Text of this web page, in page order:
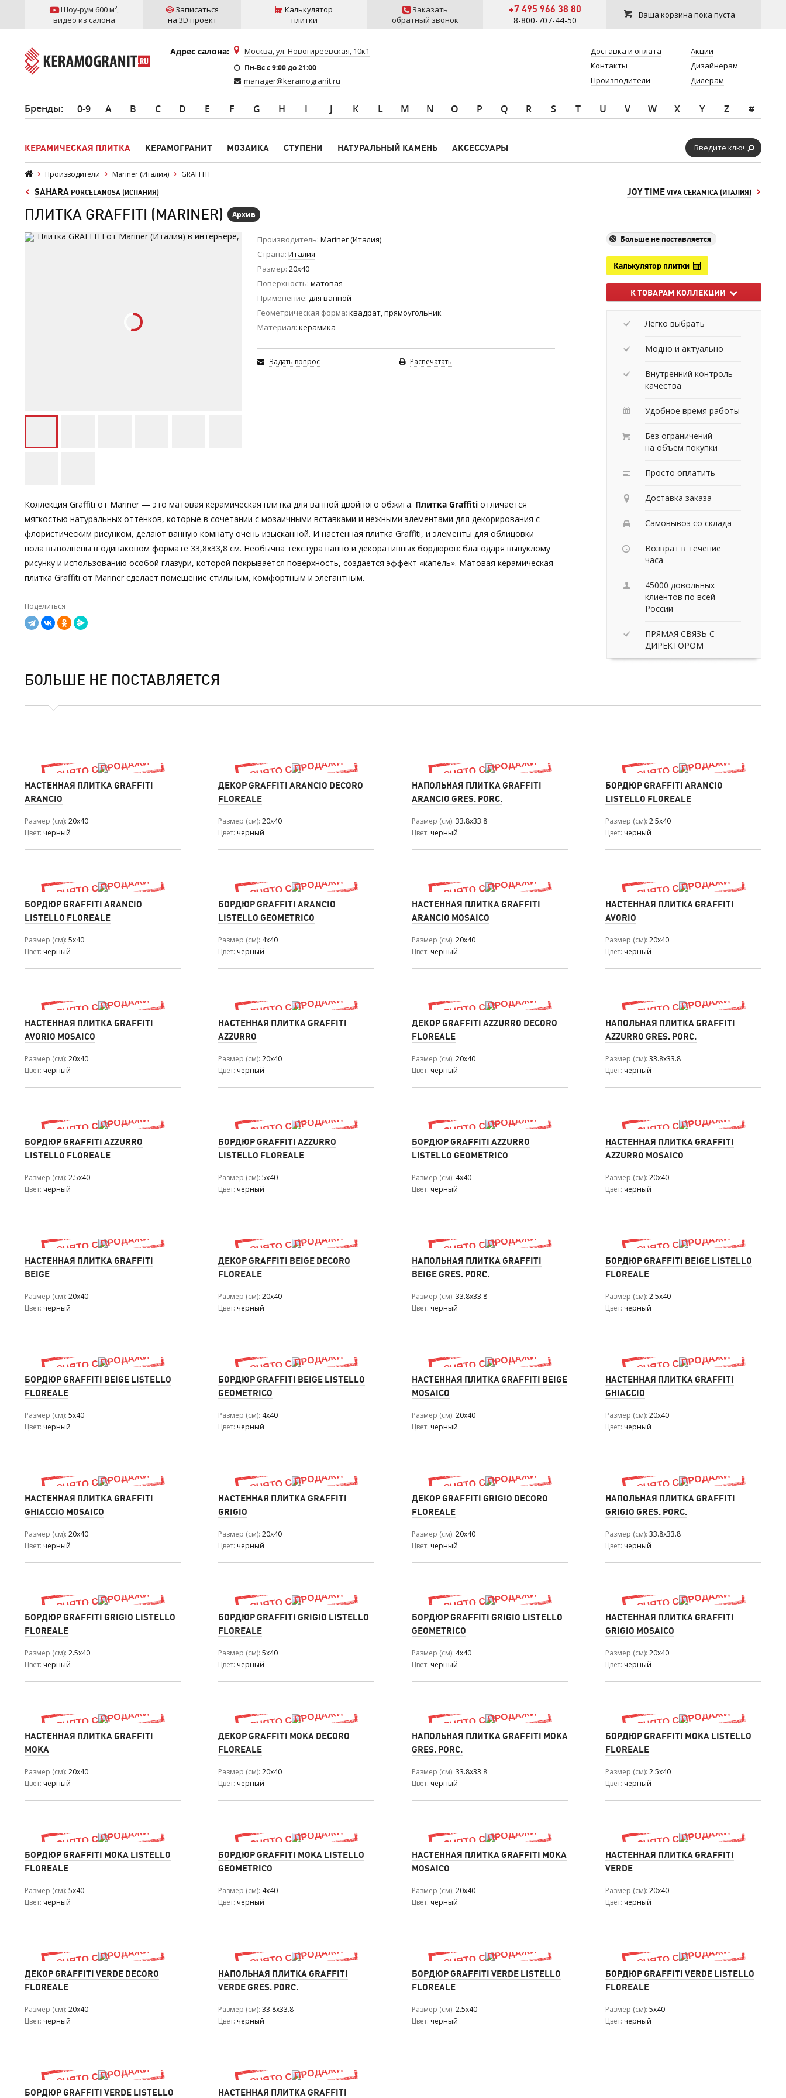
Шоу-рум 600 м²,
видео из салона
Записаться
на 3D проект
Калькулятор
плитки
Заказать
обратный звонок
+7 495 966 38 80
8-800-707-44-50 Ваша корзина пока пуста
Адрес салона: Москва, ул. Новогиреевская, 10к1
Пн-Вс c 9:00 до 21:00
manager@keramogranit.ru
Доставка и оплата
Контакты
Производители
Акции
Дизайнерам
Дилерам
Бренды: 0-9 A B C D E F G H I J K L M N O P Q R S T U V W X Y Z #
КЕРАМИЧЕСКАЯ ПЛИТКА КЕРАМОГРАНИТ МОЗАИКА СТУПЕНИ НАТУРАЛЬНЫЙ КАМЕНЬ АКСЕССУАРЫ
Производители Mariner (Италия) GRAFFITI
SAHARA PORCELANOSA (ИСПАНИЯ) JOY TIME VIVA CERAMICA (ИТАЛИЯ)
ПЛИТКА GRAFFITI (MARINER) Архив
Производитель Mariner (Италия)
Страна Италия
Размер 20x40
Поверхность матовая
Применение для ванной
Геометрическая форма квадрат, прямоугольник
Материал керамика
Задать вопрос Распечатать
Коллекция Graffiti от Mariner — это матовая керамическая плитка для ванной двойного обжига. Плитка Graffiti отличается
мягкостью натуральных оттенков, которые в сочетании с мозаичными вставками и нежными элементами для декорирования с
флористическим рисунком, делают ванную комнату очень изысканной. И настенная плитка Graffiti, и элементы для облицовки
пола выполнены в одинаковом формате 33,8х33,8 см. Необычна текстура панно и декоративных бордюров: благодаря выпуклому
рисунку и использованию особой глазури, которой покрывается поверхность, создается эффект «капель». Матовая керамическая
плитка Graffiti от Mariner сделает помещение стильным, комфортным и элегантным.
Поделиться
Больше не поставляется
Калькулятор плитки
К ТОВАРАМ КОЛЛЕКЦИИ
Легко выбрать
Модно и актуально
Внутренний контроль
качества
Удобное время работы
Без ограничений
на объем покупки
Просто оплатить
Доставка заказа
Самовывоз со склада
Возврат в течение
часа
45000 довольных
клиентов по всей
России
ПРЯМАЯ СВЯЗЬ С
ДИРЕКТОРОМ
БОЛЬШЕ НЕ ПОСТАВЛЯЕТСЯ
НАСТЕННАЯ ПЛИТКА GRAFFITI
ARANCIO
Размер (см) 20x40
Цвет черный
ДЕКОР GRAFFITI ARANCIO DECORO
FLOREALE
Размер (см) 20x40
Цвет черный
НАПОЛЬНАЯ ПЛИТКА GRAFFITI
ARANCIO GRES. PORC.
Размер (см) 33.8x33.8
Цвет черный
БОРДЮР GRAFFITI ARANCIO
LISTELLO FLOREALE
Размер (см) 2.5x40
Цвет черный
БОРДЮР GRAFFITI ARANCIO
LISTELLO FLOREALE
Размер (см) 5x40
Цвет черный
БОРДЮР GRAFFITI ARANCIO
LISTELLO GEOMETRICO
Размер (см) 4x40
Цвет черный
НАСТЕННАЯ ПЛИТКА GRAFFITI
ARANCIO MOSAICO
Размер (см) 20x40
Цвет черный
НАСТЕННАЯ ПЛИТКА GRAFFITI
AVORIO
Размер (см) 20x40
Цвет черный
НАСТЕННАЯ ПЛИТКА GRAFFITI
AVORIO MOSAICO
Размер (см) 20x40
Цвет черный
НАСТЕННАЯ ПЛИТКА GRAFFITI
AZZURRO
Размер (см) 20x40
Цвет черный
ДЕКОР GRAFFITI AZZURRO DECORO
FLOREALE
Размер (см) 20x40
Цвет черный
НАПОЛЬНАЯ ПЛИТКА GRAFFITI
AZZURRO GRES. PORC.
Размер (см) 33.8x33.8
Цвет черный
БОРДЮР GRAFFITI AZZURRO
LISTELLO FLOREALE
Размер (см) 2.5x40
Цвет черный
БОРДЮР GRAFFITI AZZURRO
LISTELLO FLOREALE
Размер (см) 5x40
Цвет черный
БОРДЮР GRAFFITI AZZURRO
LISTELLO GEOMETRICO
Размер (см) 4x40
Цвет черный
НАСТЕННАЯ ПЛИТКА GRAFFITI
AZZURRO MOSAICO
Размер (см) 20x40
Цвет черный
НАСТЕННАЯ ПЛИТКА GRAFFITI
BEIGE
Размер (см) 20x40
Цвет черный
ДЕКОР GRAFFITI BEIGE DECORO
FLOREALE
Размер (см) 20x40
Цвет черный
НАПОЛЬНАЯ ПЛИТКА GRAFFITI
BEIGE GRES. PORC.
Размер (см) 33.8x33.8
Цвет черный
БОРДЮР GRAFFITI BEIGE LISTELLO
FLOREALE
Размер (см) 2.5x40
Цвет черный
БОРДЮР GRAFFITI BEIGE LISTELLO
FLOREALE
Размер (см) 5x40
Цвет черный
БОРДЮР GRAFFITI BEIGE LISTELLO
GEOMETRICO
Размер (см) 4x40
Цвет черный
НАСТЕННАЯ ПЛИТКА GRAFFITI BEIGE
MOSAICO
Размер (см) 20x40
Цвет черный
НАСТЕННАЯ ПЛИТКА GRAFFITI
GHIACCIO
Размер (см) 20x40
Цвет черный
НАСТЕННАЯ ПЛИТКА GRAFFITI
GHIACCIO MOSAICO
Размер (см) 20x40
Цвет черный
НАСТЕННАЯ ПЛИТКА GRAFFITI
GRIGIO
Размер (см) 20x40
Цвет черный
ДЕКОР GRAFFITI GRIGIO DECORO
FLOREALE
Размер (см) 20x40
Цвет черный
НАПОЛЬНАЯ ПЛИТКА GRAFFITI
GRIGIO GRES. PORC.
Размер (см) 33.8x33.8
Цвет черный
БОРДЮР GRAFFITI GRIGIO LISTELLO
FLOREALE
Размер (см) 2.5x40
Цвет черный
БОРДЮР GRAFFITI GRIGIO LISTELLO
FLOREALE
Размер (см) 5x40
Цвет черный
БОРДЮР GRAFFITI GRIGIO LISTELLO
GEOMETRICO
Размер (см) 4x40
Цвет черный
НАСТЕННАЯ ПЛИТКА GRAFFITI
GRIGIO MOSAICO
Размер (см) 20x40
Цвет черный
НАСТЕННАЯ ПЛИТКА GRAFFITI
MOKA
Размер (см) 20x40
Цвет черный
ДЕКОР GRAFFITI MOKA DECORO
FLOREALE
Размер (см) 20x40
Цвет черный
НАПОЛЬНАЯ ПЛИТКА GRAFFITI MOKA
GRES. PORC.
Размер (см) 33.8x33.8
Цвет черный
БОРДЮР GRAFFITI MOKA LISTELLO
FLOREALE
Размер (см) 2.5x40
Цвет черный
БОРДЮР GRAFFITI MOKA LISTELLO
FLOREALE
Размер (см) 5x40
Цвет черный
БОРДЮР GRAFFITI MOKA LISTELLO
GEOMETRICO
Размер (см) 4x40
Цвет черный
НАСТЕННАЯ ПЛИТКА GRAFFITI MOKA
MOSAICO
Размер (см) 20x40
Цвет черный
НАСТЕННАЯ ПЛИТКА GRAFFITI
VERDE
Размер (см) 20x40
Цвет черный
ДЕКОР GRAFFITI VERDE DECORO
FLOREALE
Размер (см) 20x40
Цвет черный
НАПОЛЬНАЯ ПЛИТКА GRAFFITI
VERDE GRES. PORC.
Размер (см) 33.8x33.8
Цвет черный
БОРДЮР GRAFFITI VERDE LISTELLO
FLOREALE
Размер (см) 2.5x40
Цвет черный
БОРДЮР GRAFFITI VERDE LISTELLO
FLOREALE
Размер (см) 5x40
Цвет черный
БОРДЮР GRAFFITI VERDE LISTELLO НАСТЕННАЯ ПЛИТКА GRAFFITI